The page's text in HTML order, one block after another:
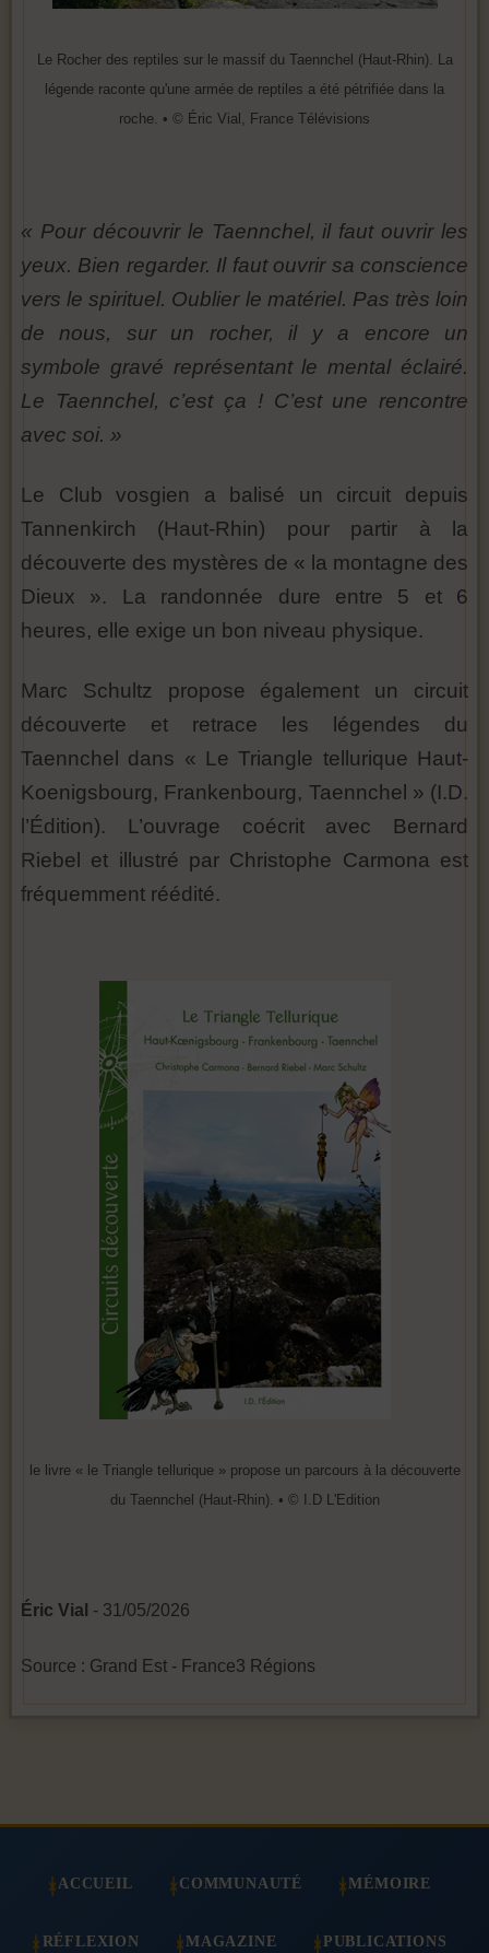
Le Rocher des reptiles sur le massif du Taennchel (Haut-Rhin). La
légende raconte qu'une armée de reptiles a été pétrifiée dans la
roche. • © Éric Vial, France Télévisions
« Pour découvrir le Taennchel, il faut ouvrir les
yeux. Bien regarder. Il faut ouvrir sa conscience
vers le spirituel. Oublier le matériel. Pas très loin
de nous, sur un rocher, il y a encore un
symbole gravé représentant le mental éclairé.
Le Taennchel, c’est ça ! C’est une rencontre
avec soi. »
Le Club vosgien a balisé un circuit depuis
Tannenkirch (Haut-Rhin) pour partir à la
découverte des mystères de « la montagne des
Dieux ». La randonnée dure entre 5 et 6
heures, elle exige un bon niveau physique.
Marc Schultz propose également un circuit
découverte et retrace les légendes du
Taennchel dans « Le Triangle tellurique Haut-
Koenigsbourg, Frankenbourg, Taennchel » (I.D.
l’Édition). L’ouvrage coécrit avec Bernard
Riebel et illustré par Christophe Carmona est
fréquemment réédité.
le livre « le Triangle tellurique » propose un parcours à la découverte
du Taennchel (Haut-Rhin). • © I.D L'Edition
Éric Vial - 31/05/2026
Source : Grand Est - France3 Régions
ACCUEIL COMMUNAUTÉ MÉMOIRE
RÉFLEXION MAGAZINE PUBLICATIONS